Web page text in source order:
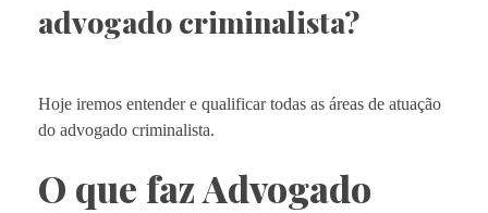
advogado criminalista?
Hoje iremos entender e qualificar todas as áreas de atuação
do advogado criminalista.
O que faz Advogado